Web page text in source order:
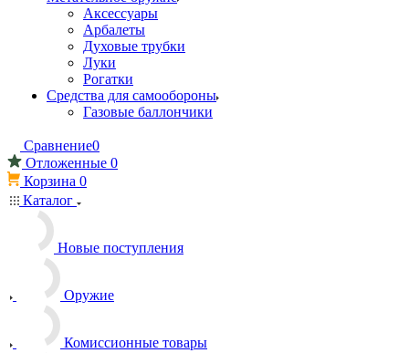
Аксессуары
Арбалеты
Духовые трубки
Луки
Рогатки
Средства для самообороны
Газовые баллончики
Сравнение0
Отложенные 0
Корзина 0
Каталог
Новые поступления
Оружие
Комиссионные товары